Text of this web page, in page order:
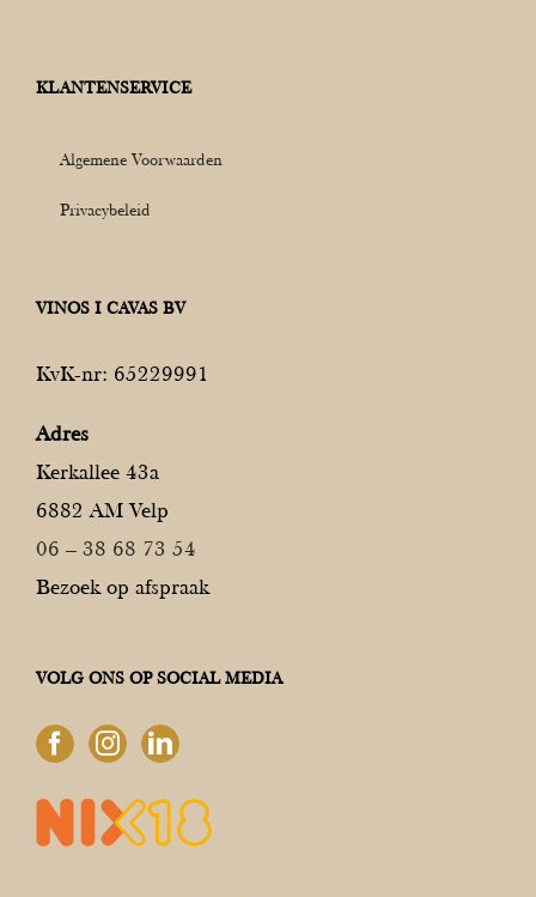
KLANTENSERVICE
Algemene Voorwaarden
Privacybeleid
VINOS I CAVAS BV
KvK-nr: 65229991
Adres
Kerkallee 43a
6882 AM Velp
06 – 38 68 73 54
Bezoek op afspraak
VOLG ONS OP SOCIAL MEDIA